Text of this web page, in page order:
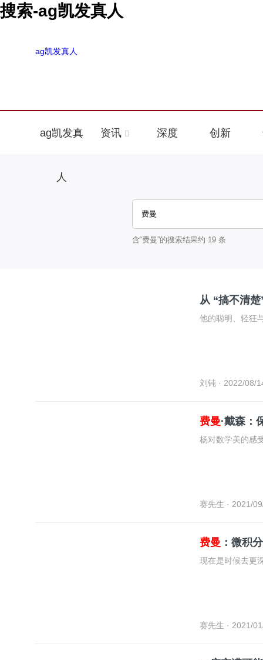
搜索-ag凯发真人
ag凯发真人
ag凯发真
人
资讯 深度 创新
含“费曼”的搜索结果约 19 条
从 “搞不清
他的聪明、轻狂
刘钝 · 2022/08/
费曼·戴森：
杨对数学美的感
赛先生 · 2021/
费曼 ：微积
现在是时候去更
赛先生 · 2021/